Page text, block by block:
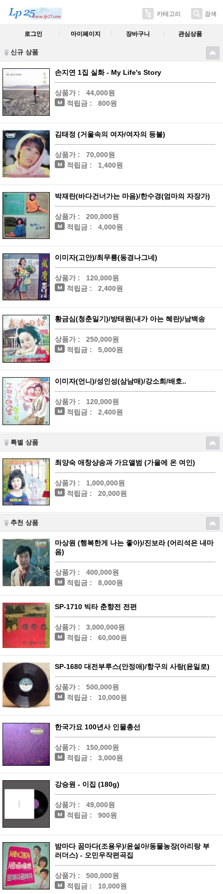
카테고리 검색
로그인 마이페이지 장바구니 관심상품
신규 상품
손지연 1집 실화 - My Life's Story
상품가 :
44,000원
적립금 :
800원
김태정 (거울속의 여자/여자의 등불)
상품가 :
70,000원
적립금 :
1,400원
박재란(바다건너가는 마음)/한수경(엄마의 자장가)
상품가 :
200,000원
적립금 :
4,000원
이미자(고안)/최무룡(동경나그네)
상품가 :
120,000원
적립금 :
2,400원
황금심(청춘일기)/방태원(내가 아는 혜란)/남백송
상품가 :
250,000원
적립금 :
5,000원
이미자(언니)/성인성(삼남매)/강소희/배호..
상품가 :
120,000원
적립금 :
2,400원
특별 상품
최양숙 애창샹송과 가요앨범 (가을에 온 여인)
상품가 :
1,000,000원
적립금 :
20,000원
추천 상품
마상원 (행복한게 나는 좋아)/진보라 (어리석은 내마
음)
상품가 :
400,000원
적립금 :
8,000원
SP-1710 빅타 춘향전 전편
상품가 :
3,000,000원
적립금 :
60,000원
SP-1680 대전부루스(안정애)/항구의 사랑(윤일로)
상품가 :
500,000원
적립금 :
10,000원
한국가요 100년사 인물총선
상품가 :
150,000원
적립금 :
3,000원
강승원 - 이집 (180g)
상품가 :
49,000원
적립금 :
900원
밤마다 꿈마다(조용우)/윤설아/동물농장(아리랑 부
러더스) - 오민우작편곡집
상품가 :
500,000원
적립금 :
10,000원